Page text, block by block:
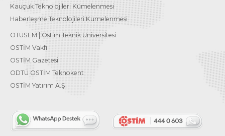
Kauçuk Teknolojileri Kümelenmesi
Haberleşme Teknolojileri Kümelenmesi
OTÜSEM | Ostim Teknik Üniversitesi
OSTİM Vakfı
OSTİM Gazetesi
ODTÜ OSTİM Teknokent
OSTİM Yatırım A.Ş.